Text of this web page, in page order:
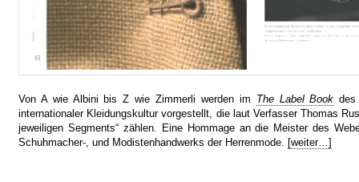
Von A wie Albini bis Z wie Zimmerli werden im The Label Book
internationaler Kleidungskultur vorgestellt, die laut Verfasser Thomas
jeweiligen Segments“ zählen. Eine Hommage an die Meister des
Schuhmacher-, und Modistenhandwerks der Herrenmode. [weiter…]